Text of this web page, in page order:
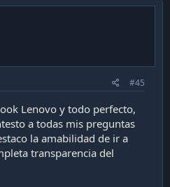
#45
Lenovo y todo perfecto,
a todas mis preguntas
la amabilidad de ir a
transparencia del